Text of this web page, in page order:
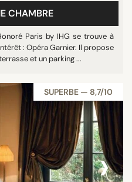
CHAMBRE
Paris by IHG se trouve à
: Opéra Garnier. Il propose
et un parking ...
SUPERBE — 8,7/10
›